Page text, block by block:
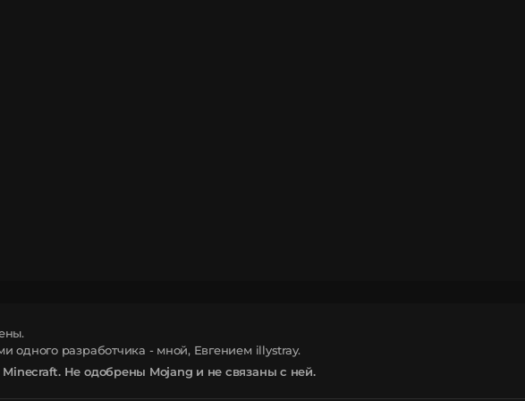
одного разработчика - мной, Евгением illystray.
Не одобрены Mojang и не связаны с ней.